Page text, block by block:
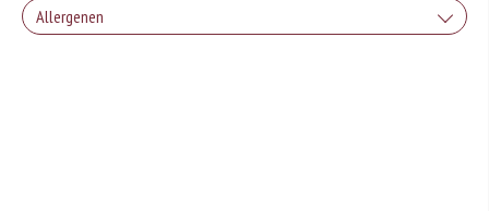
Allergenen